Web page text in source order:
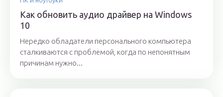
Как обновить аудио драйвер на Windows
10
Нередко обладатели персонального компьютера
сталкиваются с проблемой, когда по непонятным
причинам нужно...